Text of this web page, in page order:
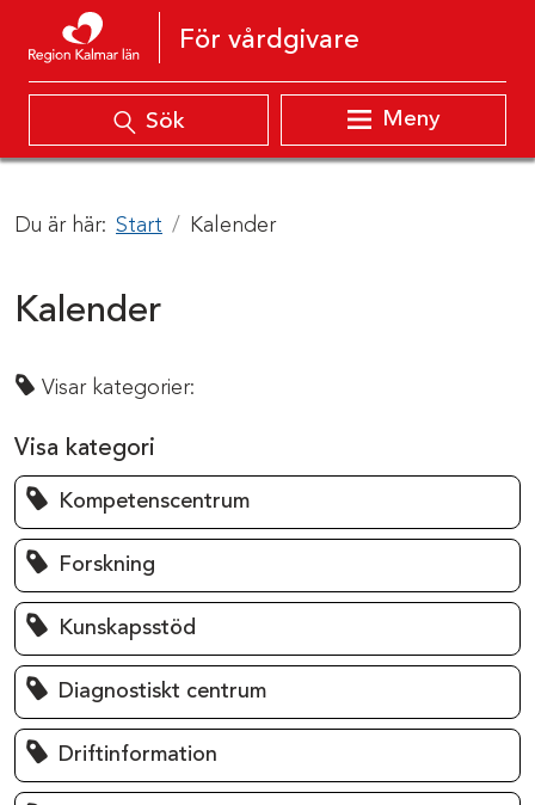
Hoppa till innehåll
För vårdgivare
Sök Meny
Du är här: Start Kalender
Kalender
Visar kategorier:
Visa kategori
Kompetenscentrum
Forskning
Kunskapsstöd
Diagnostiskt centrum
Driftinformation